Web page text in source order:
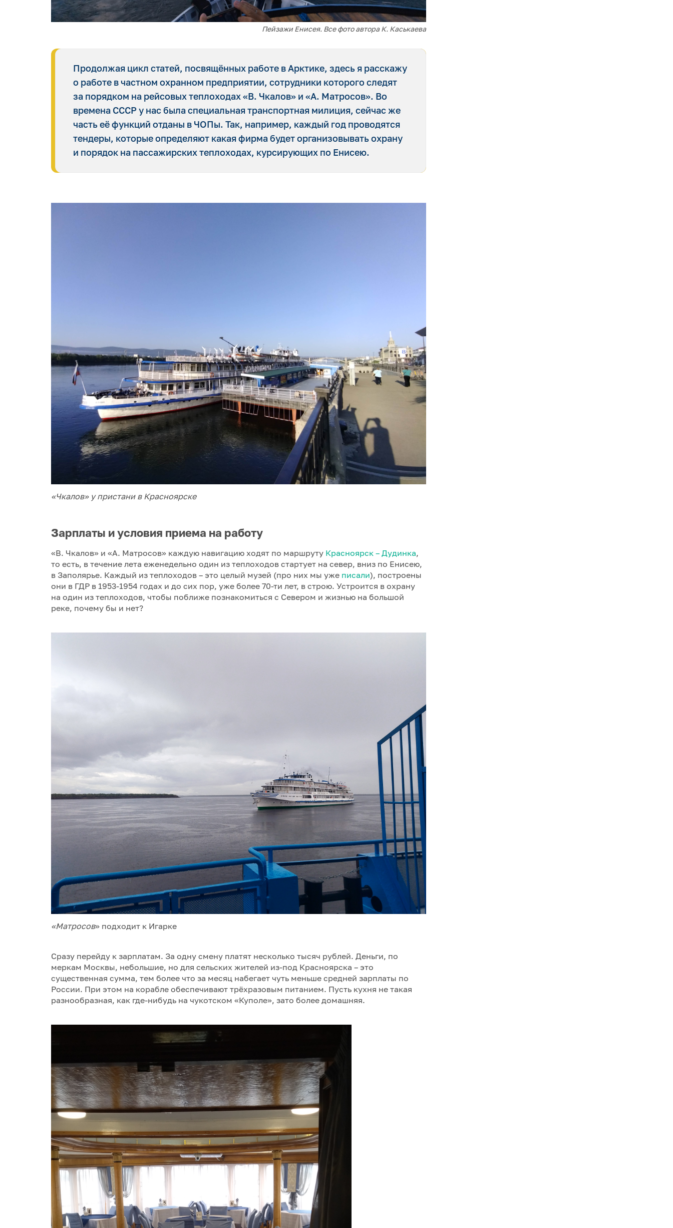
Пейзажи Енисея. Все фото автора К. Каськаева
Продолжая цикл статей, посвящённых работе в Арктике, здесь я расскажу
о работе в частном охранном предприятии, сотрудники которого следят
за порядком на рейсовых теплоходах «В. Чкалов» и «А. Матросов». Во
времена СССР у нас была специальная транспортная милиция, сейчас же
часть её функций отданы в ЧОПы. Так, например, каждый год проводятся
тендеры, которые определяют какая фирма будет организовывать охрану
и порядок на пассажирских теплоходах, курсирующих по Енисею.
«Чкалов» у пристани в Красноярске
Зарплаты и условия приема на работу
«В. Чкалов» и «А. Матросов» каждую навигацию ходят по маршруту Красноярск – Дудинка,
то есть, в течение лета еженедельно один из теплоходов стартует на север, вниз по Енисею,
в Заполярье. Каждый из теплоходов – это целый музей (про них мы уже писали), построены
они в ГДР в 1953-1954 годах и до сих пор, уже более 70-ти лет, в строю. Устроится в охрану
на один из теплоходов, чтобы поближе познакомиться с Севером и жизнью на большой
реке, почему бы и нет?
«Матросов» подходит к Игарке
Сразу перейду к зарплатам. За одну смену платят несколько тысяч рублей. Деньги, по
меркам Москвы, небольшие, но для сельских жителей из-под Красноярска – это
существенная сумма, тем более что за месяц набегает чуть меньше средней зарплаты по
России. При этом на корабле обеспечивают трёхразовым питанием. Пусть кухня не такая
разнообразная, как где-нибудь на чукотском «Куполе», зато более домашняя.